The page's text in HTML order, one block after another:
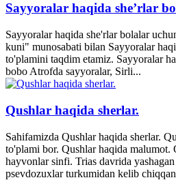
Sayyoralar haqida she’rlar
Sayyoralar haqida she'rlar bolalar
kuni" munosabati bilan Sayyoralar
to'plamini taqdim etamiz. Sayyoralar
bobo Atrofda sayyoralar, Sirli...
Qushlar haqida sherlar.
Sahifamizda Qushlar haqida sherlar.
to'plami bor. Qushlar haqida
hayvonlar sinfi. Trias davrida
psevdozuxlar turkumidan kelib